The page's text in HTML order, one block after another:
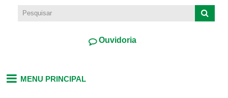
Ouvidoria
MENU PRINCIPAL